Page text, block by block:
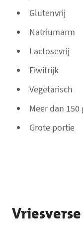
Glutenvrij
Natriumarm
Lactosevrij
Eiwitrijk
Vegetarisch
Meer dan
Grote portie